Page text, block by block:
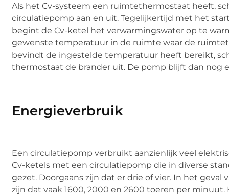
Als het Cv-systeem een ruimtethermostaat heeft,
circulatiepomp aan en uit. Tegelijkertijd met het
begint de Cv-ketel het verwarmingswater op te
gewenste temperatuur in de ruimte waar de
bevindt de ingestelde temperatuur heeft bereikt,
thermostaat de brander uit. De pomp blijft dan nog
Energieverbruik
Een circulatiepomp verbruikt aanzienlijk veel
Cv-ketels met een circulatiepomp die in diverse
gezet. Doorgaans zijn dat er drie of vier. In het geval
zijn dat vaak 1600, 2000 en 2600 toeren per